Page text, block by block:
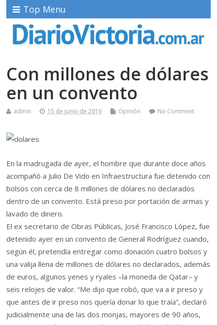
Top Menu
Con millones de dólares
en un convento
admin 15 de junio de 2016 Opinión No Comment
En la madrugada de ayer, el hombre que durante doce años
acompañó a Julio De Vido en Infraestructura fue detenido con
bolsos con cerca de 8 millones de dólares no declarados
dentro de un convento. Está preso por portación de armas y
lavado de dinero.
El ex secretario de Obras Públicas, José Francisco López, fue
detenido ayer en un convento de General Rodríguez cuando,
según él, pretendía entregar como donación cuatro bolsos y
una valija llena de millones de dólares no declarados, además
de euros, algunos yenes y ryales –la moneda de Qatar– y
seis relojes de valor. “Me dijo que robó, que va a ir preso y
que antes de ir preso nos quería donar lo que traía”, declaró
judicialmente una de las dos monjas, mayores de 90 años,